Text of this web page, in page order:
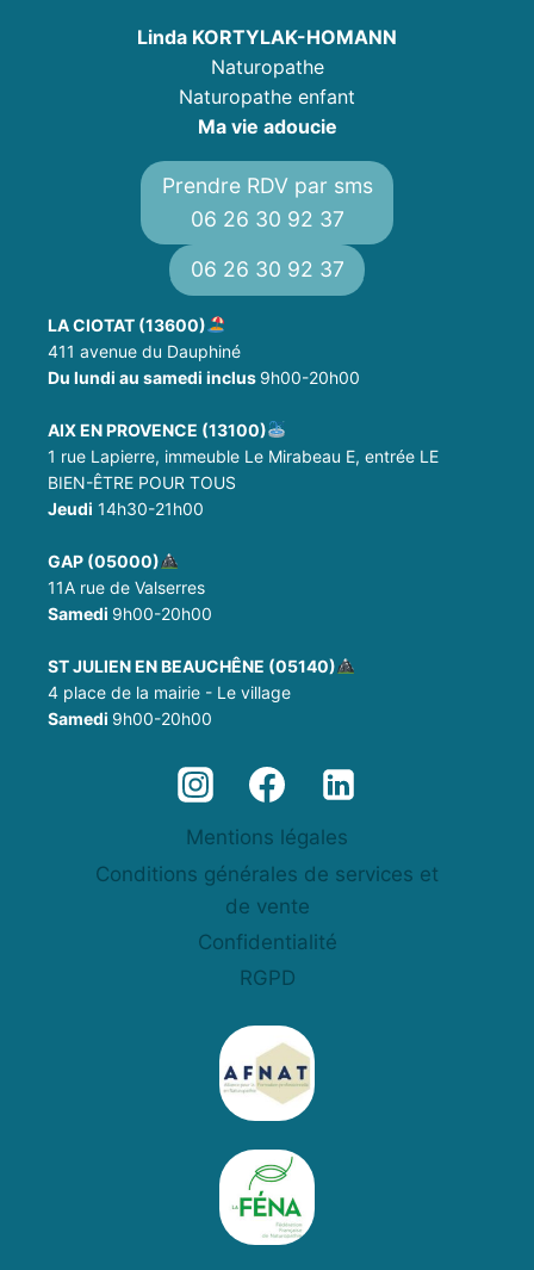
Linda KORTYLAK-HOMANN
Naturopathe
Naturopathe enfant
Ma vie adoucie
Prendre RDV par sms
06 26 30 92 37
06 26 30 92 37
LA CIOTAT (13600)
411 avenue du Dauphiné
Du lundi au samedi inclus 9h00-20h00
AIX EN PROVENCE (13100)
1 rue Lapierre, immeuble Le Mirabeau E, entrée LE
BIEN-ÊTRE POUR TOUS
Jeudi 14h30-21h00
GAP (05000)
11A rue de Valserres
Samedi 9h00-20h00
ST JULIEN EN BEAUCHÊNE (05140)
4 place de la mairie - Le village
Samedi 9h00-20h00
Mentions légales
Conditions générales de services et
de vente
Confidentialité
RGPD